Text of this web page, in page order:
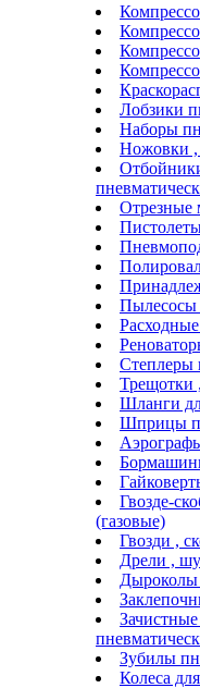
Лобзики
Наборы
Ножовки ,
Отрезные
Пылесосы
Степлеры
Трещотки
Шланги
Шприцы
Гвозде-
(газовые)
Гвозди ,
Дрели ,
Дыроколы
Зубилы
Колеса